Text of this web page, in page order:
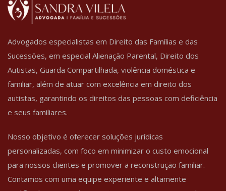
Advogados especialistas em Direito das Famílias e das
Sucessões, em especial Alienação Parental, Direito dos
Autistas, Guarda Compartilhada, violência doméstica e
familiar, além de atuar com excelência em direito dos
autistas, garantindo os direitos das pessoas com deficiência
e seus familiares.
Nosso objetivo é oferecer soluções jurídicas
personalizadas, com foco em minimizar o custo emocional
para nossos clientes e promover a reconstrução familiar.
Contamos com uma equipe experiente e altamente